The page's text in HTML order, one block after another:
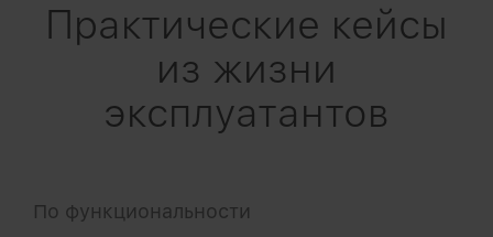
Практические кейсы
из жизни
эксплуатантов
По функциональности